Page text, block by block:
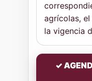
agrícolas,
la vigencia
✓